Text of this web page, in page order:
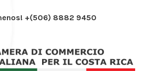
+(506) 8882 9450